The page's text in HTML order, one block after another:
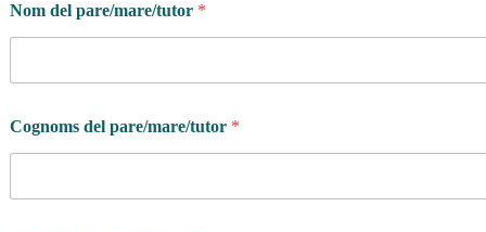
Nom del pare/mare/tutor *
Cognoms del pare/mare/tutor *